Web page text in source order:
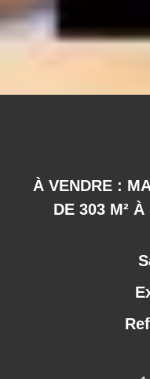
À VENDRE :
DE 303 M²